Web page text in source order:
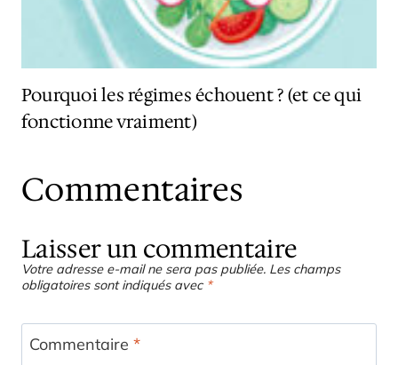
Pourquoi les régimes échouent ? (et ce qui
fonctionne vraiment)
Commentaires
Laisser un commentaire
Votre adresse e-mail ne sera pas publiée. Les champs
obligatoires sont indiqués avec *
Commentaire *